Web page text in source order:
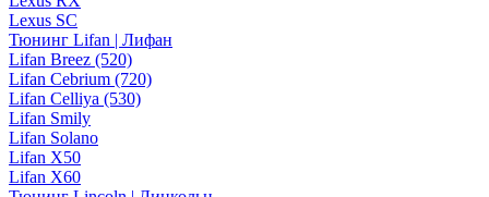
Lexus SC
Тюнинг Lifan | Лифан
Lifan Breez (520)
Lifan Cebrium (720)
Lifan Celliya (530)
Lifan Smily
Lifan Solano
Lifan X50
Lifan X60